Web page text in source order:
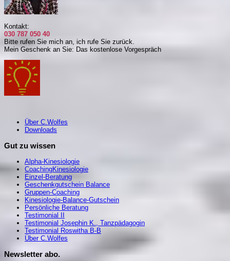
Kontakt:
030 787 050 40
Bitte rufen Sie mich an, ich rufe Sie zurück.
Mein Geschenk an Sie: Das kostenlose Vorgespräch
Über C.Wolfes
Downloads
Gut zu wissen
Alpha-Kinesiologie
CoachingKinesiologie
Einzel-Beratung
Geschenkgutschein Balance
Gruppen-Coaching
Kinesiologie-Balance-Gutschein
Persönliche Beratung
Testimonial II
Testimonial Josephin K., Tanzpädagogin
Testimonial Roswitha B-B
Über C.Wolfes
Newsletter abo.